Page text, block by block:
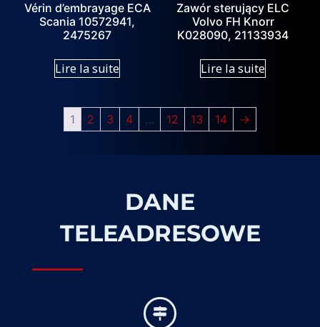
Vérin d’embrayage ECA
Scania 10572941,
2475267
Lire la suite
Zawór sterujący ELC
Volvo FH Knorr
K028090, 21133934
Lire la suite
1 2 3 4 … 12 13 14 →
DANE
TELEADRESOWE